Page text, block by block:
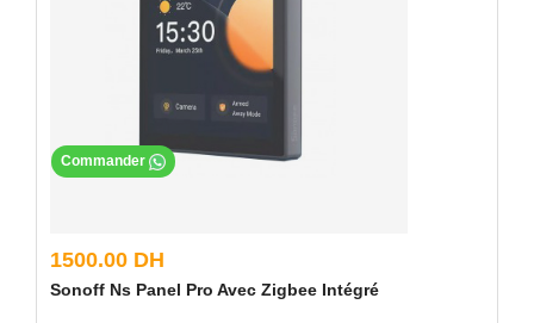
1500.00 DH
Sonoff Ns Panel Pro Avec Zigbee Intégré
Commander